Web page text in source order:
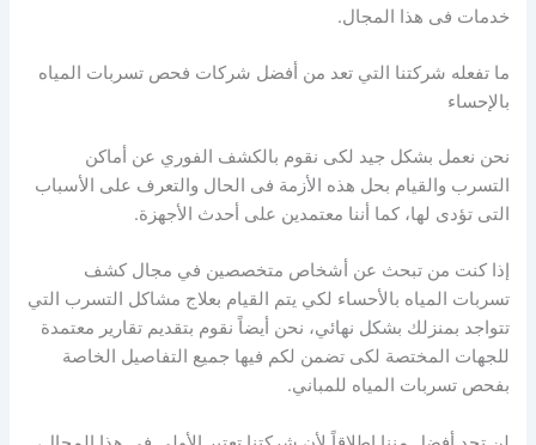
خدمات فى هذا المجال.
ما تفعله شركتنا التي تعد من أفضل شركات فحص تسربات المياه
بالإحساء
نحن نعمل بشكل جيد لكى نقوم بالكشف الفوري عن أماكن
التسرب والقيام بحل هذه الأزمة فى الحال والتعرف على الأسباب
التى تؤدى لها، كما أننا معتمدين على أحدث الأجهزة.
إذا كنت من تبحث عن أشخاص متخصصين في مجال كشف
تسربات المياه بالأحساء لكي يتم القيام بعلاج مشاكل التسرب التي
تتواجد بمنزلك بشكل نهائي، نحن أيضاً نقوم بتقديم تقارير معتمدة
للجهات المختصة لكى تضمن لكم فيها جميع التفاصيل الخاصة
بفحص تسربات المياه للمباني.